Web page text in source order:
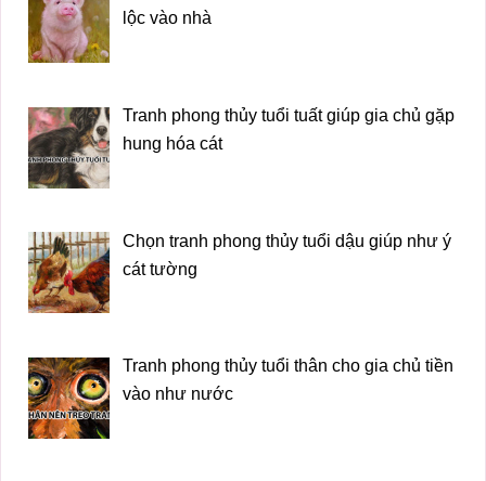
lộc vào nhà
Tranh phong thủy tuổi tuất giúp gia chủ gặp
hung hóa cát
Chọn tranh phong thủy tuổi dậu giúp như ý
cát tường
Tranh phong thủy tuổi thân cho gia chủ tiền
vào như nước